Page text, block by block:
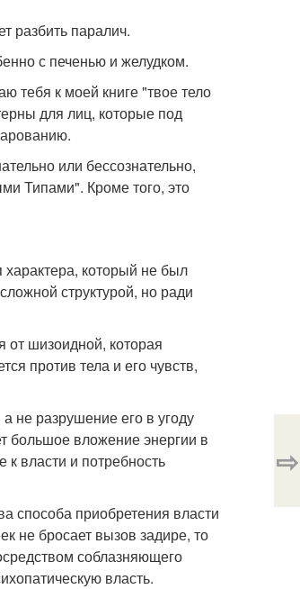
разбить паралич.
с печенью и желудком.
тебя к моей книге "твое тело
для лиц, которые под
или бессознательно,
Типами". Кроме того, это
характера, который не был
структурой, но ради
от шизоидной, которая
против тела и его чувств,
не разрушение его в угоду
большое вложение энергии в
власти и потребность
способа приобретения власти
не бросает вызов задире, то
соблазняющего
власть.
⇨